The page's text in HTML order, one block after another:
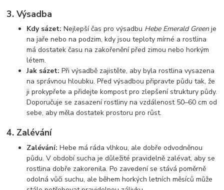
3.Výsadba
Kdy sázet: Nejlepší čas pro výsadbu Hebe Emerald Green je
na jaře nebo na podzim, kdy jsou teploty mírné a rostlina
má dostatek času na zakořenění před zimou nebo horkým
létem.
Jak sázet: Při výsadbě zajistěte, aby byla rostlina vysazena
na správnou hloubku. Před výsadbou připravte půdu tak, že
ji prokypřete a přidejte kompost pro zlepšení struktury půdy.
Doporučuje se zasazení rostliny na vzdálenost 50–60 cm od
sebe, aby měla dostatek prostoru pro růst.
4. Zalévání
Zalévání: Hebe má ráda vlhkou, ale dobře odvodněnou
půdu. V období sucha je důležité pravidelně zalévat, aby se
rostlina dobře zakorenila. Po zavedení se stává poměrně
odolná vůči suchu, ale během horkých letních měsíců může